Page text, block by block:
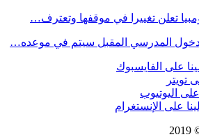
تعلن تغييرا في موقفها وتعترف…
المدرسي المقبل سیتم في موعده…
على الفايسبوك
تويتر
على اليوتيوب
على الإنستغرام